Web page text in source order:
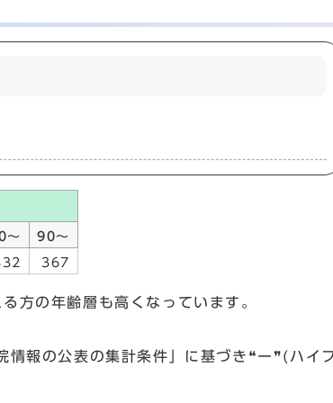
～ 90～
367
方の年齢層も高くなっています。
報の公表の集計条件」に基づき❝ー❞(ハイ